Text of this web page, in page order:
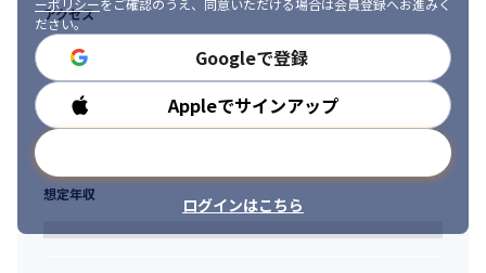
→🌟バレットグループでは、裁量を持ちながら様々なことに挑戦
しつつ、それを支えてくれる環境があります！
🔶そんなあなたに、バレットグループがぴったりな理由
◇マネジメントに挑戦しやすい環境！
「マネジメント＝かしこまった役割」ではなく、まずは小さなリ
ーダー業務や進行管理からお任せ。技術も続けながら、ステップ
アップできます。
◇スペシャリスト志向も大歓迎！
「マネジメントはまだ早いかも…」そんな方もOK。技術を極めた
ーポリシーをご確認のうえ、同意いただける場合は会員登録へお進みく
ださい。
Googleで登録
Appleでサインアップ
ログインはこちら
アクセス
勤務時間
想定年収